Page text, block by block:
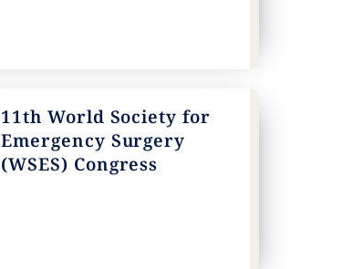
11th World Society for
Emergency Surgery
(WSES) Congress